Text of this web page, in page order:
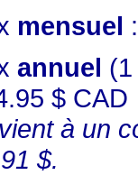
mensuel
annuel
$ CAD
à un
$.